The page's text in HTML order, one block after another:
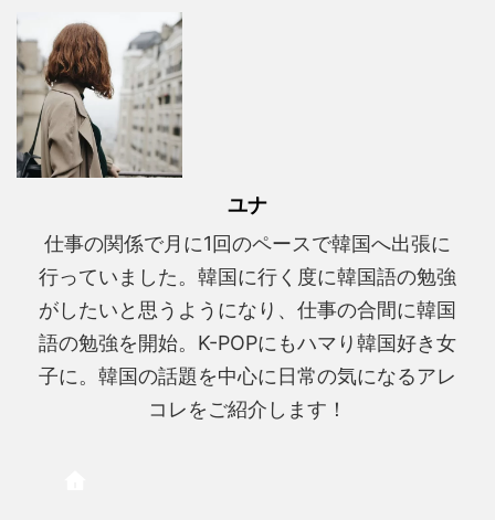
ユナ
仕事の関係で月に1回のペースで韓国へ出張に
行っていました。韓国に行く度に韓国語の勉強
がしたいと思うようになり、仕事の合間に韓国
語の勉強を開始。K-POPにもハマり韓国好き女
子に。韓国の話題を中心に日常の気になるアレ
コレをご紹介します！